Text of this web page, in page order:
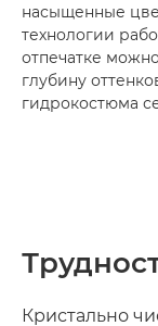
насыщенные
технологии
отпечатке
глубину
гидрокостюма
Кристально